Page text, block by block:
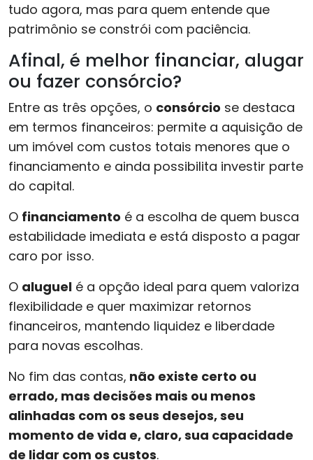
tudo agora, mas para quem entende que
patrimônio se constrói com paciência.
Afinal, é melhor financiar, alugar
ou fazer consórcio?
Entre as três opções, o consórcio se destaca
em termos financeiros: permite a aquisição de
um imóvel com custos totais menores que o
financiamento e ainda possibilita investir parte
do capital.
O financiamento é a escolha de quem busca
estabilidade imediata e está disposto a pagar
caro por isso.
O aluguel é a opção ideal para quem valoriza
flexibilidade e quer maximizar retornos
financeiros, mantendo liquidez e liberdade
para novas escolhas.
No fim das contas, não existe certo ou
errado, mas decisões mais ou menos
alinhadas com os seus desejos, seu
momento de vida e, claro, sua capacidade
de lidar com os custos.